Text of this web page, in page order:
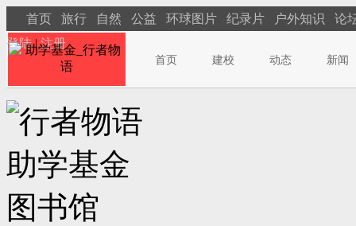
首页 旅行 自然 公益 环球图片 纪录片 户外知识
论
登陆 | 注册
首页 建校 动态 新闻